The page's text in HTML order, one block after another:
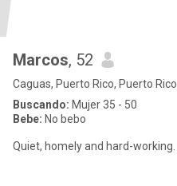
Marcos, 52
Caguas, Puerto Rico, Puerto Rico
Buscando: Mujer 35 - 50
Bebe: No bebo
Quiet, homely and hard-working.